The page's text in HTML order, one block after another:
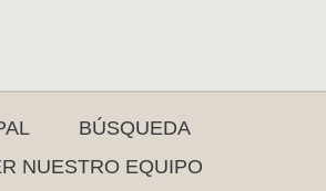
BÚSQUEDA
NUESTRO EQUIPO